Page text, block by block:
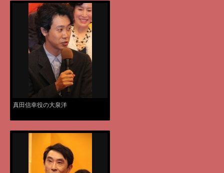
真田信幸役の大泉洋